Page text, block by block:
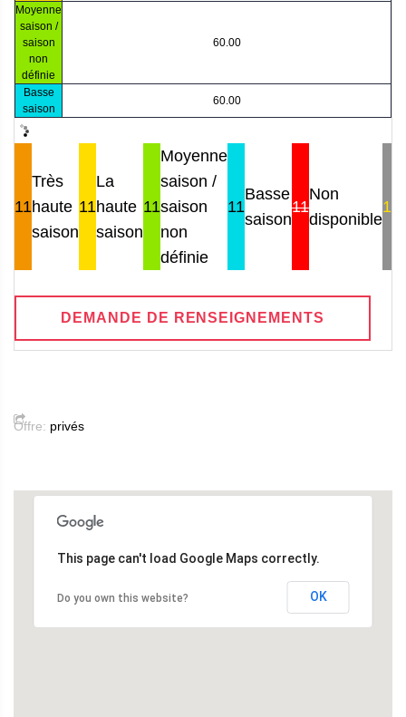
Moyenne
saison /
saison
non
définie
60.00
Basse
saison
60.00
11
Très
haute
saison
11
La
haute
saison
11
Moyenne
saison /
saison
non
définie
11
Basse
saison
11
Non
disponible
11
DEMANDE DE RENSEIGNEMENTS
Offre: privés
This page can't load Google Maps correctly.
Do you own this website? OK